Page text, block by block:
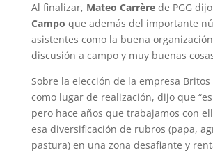
Al finalizar, Mateo Carrèrede PGG
Campo que además del importante
asistentes como la buena
discusión a campo y muy buenas
Sobre la elección de la empresa Britos
como lugar de realización, dijo que
pero hace años que trabajamos con
esa diversificación de rubros (papa,
pastura) en una zona desafiante y